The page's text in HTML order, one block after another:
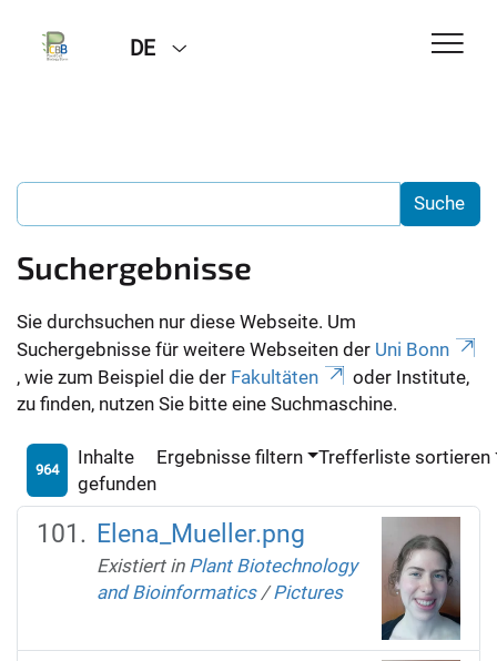
DE
Suchergebnisse
Sie durchsuchen nur diese Webseite. Um
Suchergebnisse für weitere Webseiten der Uni Bonn
, wie zum Beispiel die der Fakultäten
oder Institute,
zu finden, nutzen Sie bitte eine Suchmaschine.
964
Inhalte
gefunden
Ergebnisse filtern Trefferliste sortieren
Elena_Mueller.png
Existiert in Plant Biotechnology
and Bioinformatics /Pictures